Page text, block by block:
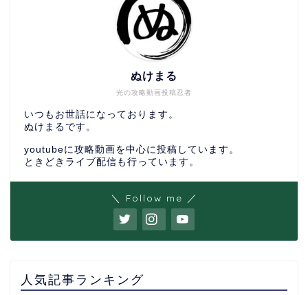
光の攻略動画投稿忍者
ぬけまる
いつもお世話になっております。
ぬけまるです。
youtubeに攻略動画を中心に投稿しています。
ときどきライブ配信も行っています。
＼ Follow me ／
人気記事ランキング